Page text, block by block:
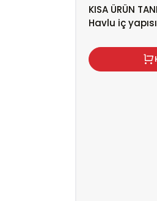
KISA ÜRÜN
Havlu iç